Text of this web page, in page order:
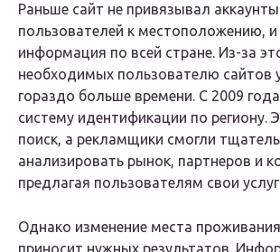
Раньше сайт не привязывал аккаунты
пользователей к местоположению,
информация по всей стране. Из-за
необходимых пользователю сайтов
гораздо больше времени. С 2009
систему идентификации по региону.
поиск, а рекламщики смогли
анализировать рынок, партнеров и
предлагая пользователям свои
Однако изменение места